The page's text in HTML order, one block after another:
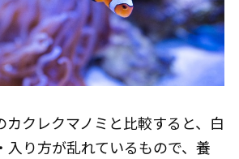
カクレクマノミと比較すると、白
入り方が乱れているもので、養